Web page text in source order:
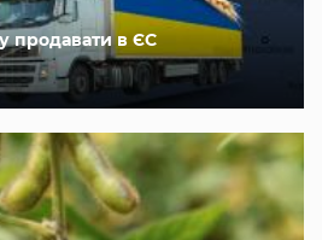
продавати в ЄС